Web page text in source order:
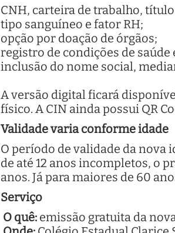
CNH, carteira de trabalho,
tipo sanguíneo e fator RH;
opção por doação de órgãos;
registro de condições de saúde
inclusão do nome social,
A versão digital ficará
físico. A CIN ainda possui QR
Validade varia conforme idade
O período de validade da nova
de até 12 anos incompletos, o
anos. Já para maiores de 60
Serviço
O quê: emissão gratuita da